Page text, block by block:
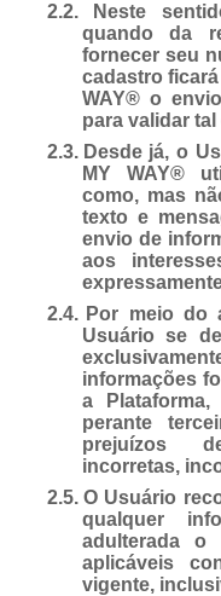
2.2.
Neste
quando da
fornecer seu
cadastro
WAY® o
para validar
2.3. Desde já, o
MY WAY®
como, mas
texto e
envio de
aos
2.4. Por meio do
Usuário se
informações
a Plataforma,
perante
prejuízos
incorretas,
2.5. O Usuário
qualquer
adulterada o
aplicáveis
vigente,